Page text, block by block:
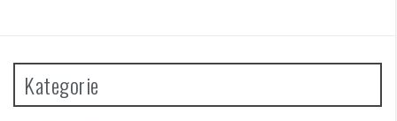
Kategorie